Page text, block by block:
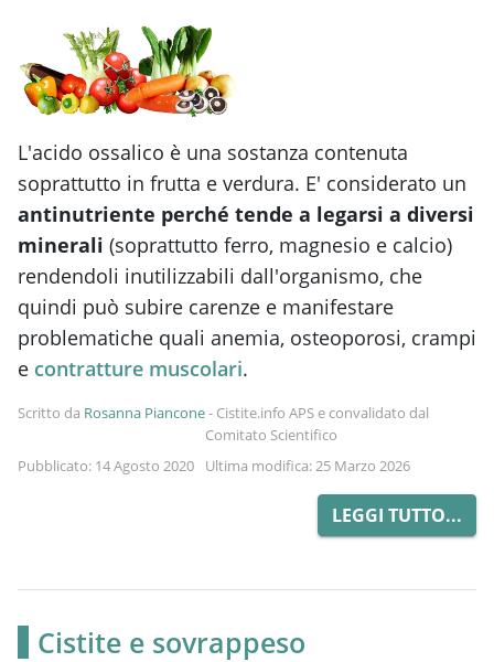
L'acido ossalico è una sostanza contenuta
soprattutto in frutta e verdura. E' considerato un
antinutriente perché tende a legarsi a diversi
minerali (soprattutto ferro, magnesio e calcio)
rendendoli inutilizzabili dall'organismo, che
quindi può subire carenze e manifestare
problematiche quali anemia, osteoporosi, crampi
e contratture muscolari.
Scritto da Rosanna Piancone- Cistite.info APS e convalidato dal
Comitato Scientifico
Pubblicato: 14 Agosto 2020
Ultima modifica: 25 Marzo 2026
LEGGI TUTTO...
Cistite e sovrappeso